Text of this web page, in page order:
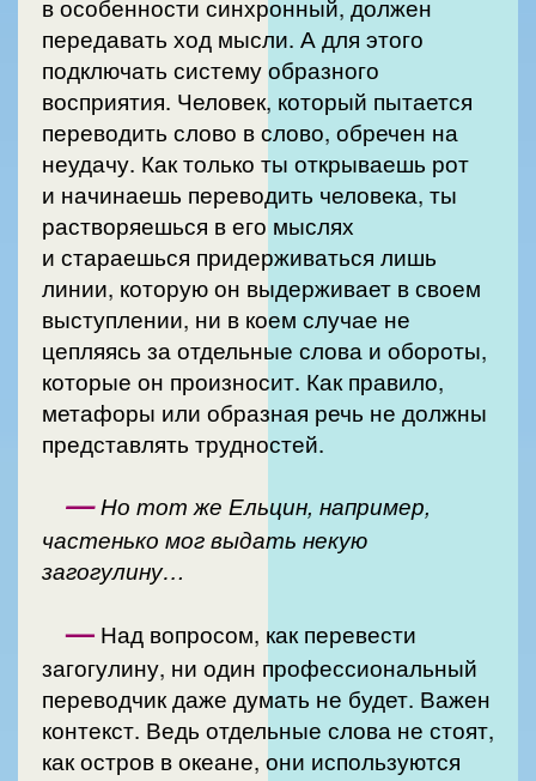
в особенности синхронный, должен
передавать ход мысли. А для этого
подключать систему образного
восприятия. Человек, который пытается
переводить слово в слово, обречен на
неудачу. Как только ты открываешь рот
и начинаешь переводить человека, ты
растворяешься в его мыслях
и стараешься придерживаться лишь
линии, которую он выдерживает в своем
выступлении, ни в коем случае не
цепляясь за отдельные слова и обороты,
которые он произносит. Как правило,
метафоры или образная речь не должны
представлять трудностей.
—Но тот же Ельцин, например,
частенько мог выдать некую
загогулину…
— Над вопросом, как перевести
загогулину, ни один профессиональный
переводчик даже думать не будет. Важен
контекст. Ведь отдельные слова не стоят,
как остров в океане, они используются